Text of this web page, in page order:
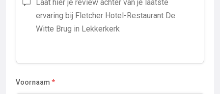
Voornaam *